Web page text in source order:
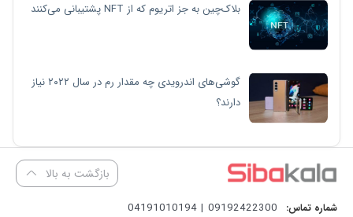
بلاک‌چین به جز اتریوم که از NFT پشتیبانی می‌کنند
گوشی‌های اندرویدی چه مقدار رم در سال ۲۰۲۲ نیاز
دارند؟
بازگشت به بالا
شماره تماس: 09192422300 | 04191010194